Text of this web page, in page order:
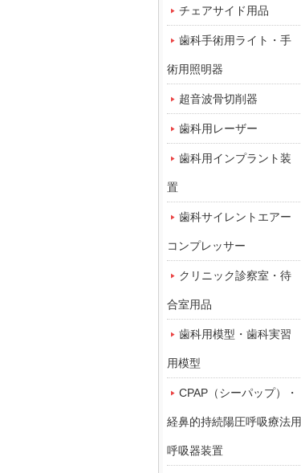
チェアサイド用品
歯科手術用ライト・手
術用照明器
超音波骨切削器
歯科用レーザー
歯科用インプラント装
置
歯科サイレントエアー
コンプレッサー
クリニック診察室・待
合室用品
歯科用模型・歯科実習
用模型
CPAP（シーパップ）・
経鼻的持続陽圧呼吸療法用
呼吸器装置